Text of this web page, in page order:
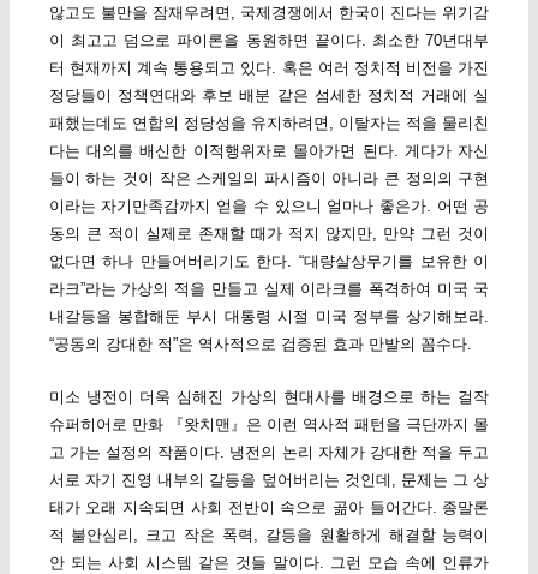
않고도 불만을 잠재우려면, 국제경쟁에서 한국이 진다는 위기감
이 최고고 덤으로 파이론을 동원하면 끝이다. 최소한 70년대부
터 현재까지 계속 통용되고 있다. 혹은 여러 정치적 비전을 가진
정당들이 정책연대와 후보 배분 같은 섬세한 정치적 거래에 실
패했는데도 연합의 정당성을 유지하려면, 이탈자는 적을 물리친
다는 대의를 배신한 이적행위자로 몰아가면 된다. 게다가 자신
들이 하는 것이 작은 스케일의 파시즘이 아니라 큰 정의의 구현
이라는 자기만족감까지 얻을 수 있으니 얼마나 좋은가. 어떤 공
동의 큰 적이 실제로 존재할 때가 적지 않지만, 만약 그런 것이
없다면 하나 만들어버리기도 한다. “대량살상무기를 보유한 이
라크”라는 가상의 적을 만들고 실제 이라크를 폭격하여 미국 국
내갈등을 봉합해둔 부시 대통령 시절 미국 정부를 상기해보라.
“공동의 강대한 적”은 역사적으로 검증된 효과 만발의 꼼수다.
미소 냉전이 더욱 심해진 가상의 현대사를 배경으로 하는 걸작
슈퍼히어로 만화 『왓치맨』은 이런 역사적 패턴을 극단까지 몰
고 가는 설정의 작품이다. 냉전의 논리 자체가 강대한 적을 두고
서로 자기 진영 내부의 갈등을 덮어버리는 것인데, 문제는 그 상
태가 오래 지속되면 사회 전반이 속으로 곪아 들어간다. 종말론
적 불안심리, 크고 작은 폭력, 갈등을 원활하게 해결할 능력이
안 되는 사회 시스템 같은 것들 말이다. 그런 모습 속에 인류가